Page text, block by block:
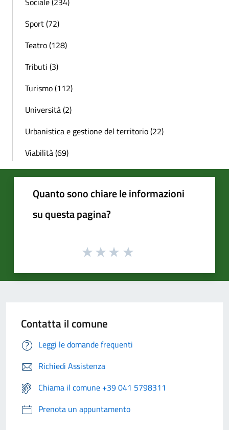
Sport (72)
Teatro (128)
Tributi (3)
Turismo (112)
Università (2)
Urbanistica e gestione del territorio (22)
Viabilità (69)
Quanto sono chiare le informazioni
su questa pagina?
Contatta il comune
Leggi le domande frequenti
Richiedi Assistenza
Chiama il comune +39 041 5798311
Prenota un appuntamento